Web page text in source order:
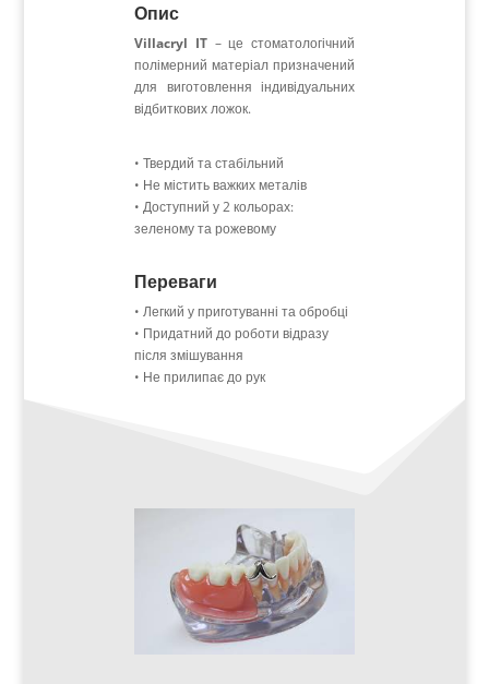
Опис
Villacryl IT– це стоматологічний
полімерний матеріал призначений
для виготовлення індивідуальних
відбиткових ложок.
• Твердий та стабільний
• Не містить важких металів
• Доступний у 2 кольорах:
зеленому та рожевому
Переваги
• Легкий у приготуванні та обробці
• Придатний до роботи відразу
після змішування
• Не прилипає до рук